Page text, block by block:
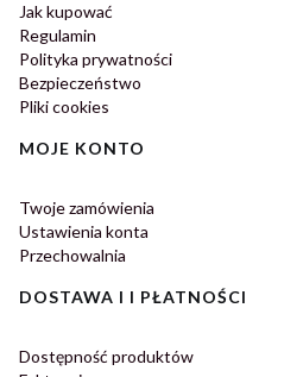
Jak kupować
Regulamin
Polityka prywatności
Bezpieczeństwo
Pliki cookies
MOJE KONTO
Twoje zamówienia
Ustawienia konta
Przechowalnia
DOSTAWA I I PŁATNOŚCI
Dostępność produktów